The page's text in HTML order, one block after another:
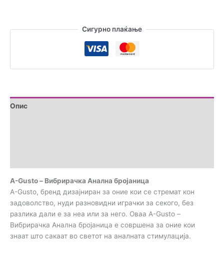
Сигурно плаќање
Опис
A-Gusto – Вибрирачка Анална бројаница
A-Gusto, бренд дизајниран за оние кои се стремат кон
задоволство, нуди разновидни играчки за секого, без
разлика дали е за неа или за него. Оваа A-Gusto –
Вибрирачка Анална бројаница е совршена за оние кои
знаат што сакаат во светот на аналната стимулација.